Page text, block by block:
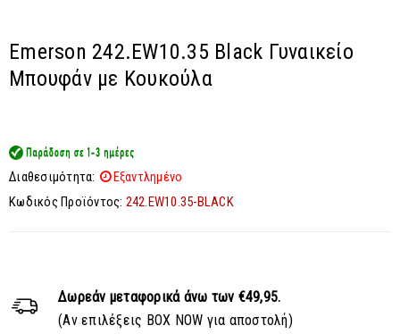
Emerson 242.EW10.35 Black Γυναικείο
Μπουφάν με Κουκούλα
Διαθεσιμότητα:
Εξαντλημένο
Κωδικός Προϊόντος: 242.EW10.35-BLACK
Δωρεάν μεταφορικά άνω των €49,95.
(Αν επιλέξεις BOX NOW για αποστολή)